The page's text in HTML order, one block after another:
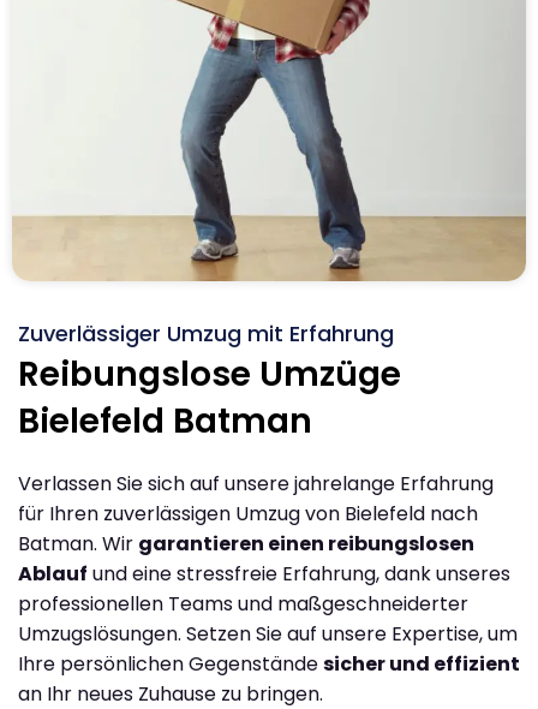
Zuverlässiger Umzug mit Erfahrung
Reibungslose Umzüge
Bielefeld Batman
Verlassen Sie sich auf unsere jahrelange Erfahrung
für Ihren zuverlässigen Umzug von Bielefeld nach
Batman. Wir garantieren einen reibungslosen
Ablauf und eine stressfreie Erfahrung, dank unseres
professionellen Teams und maßgeschneiderter
Umzugslösungen. Setzen Sie auf unsere Expertise, um
Ihre persönlichen Gegenständesicher und effizient
an Ihr neues Zuhause zu bringen.